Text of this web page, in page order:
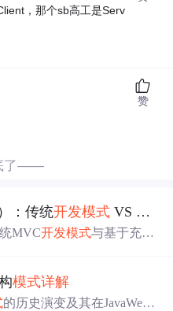
，那个sb高工是Serv
赞
了——
：传统开发模式 VS DDD
MVC开发模式与基于充血
模式详解
的历史演变及其在JavaWeb